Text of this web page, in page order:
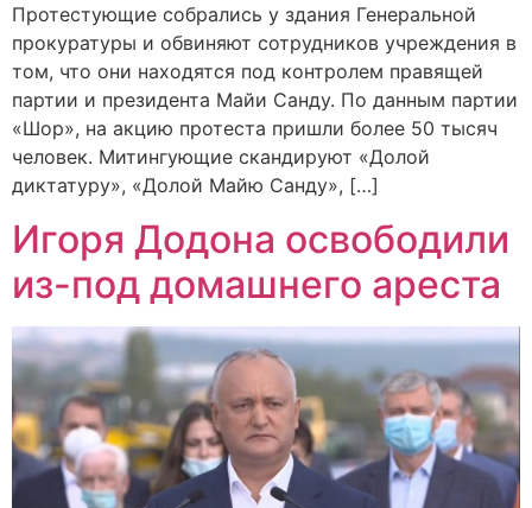
Протестующие собрались у здания Генеральной
прокуратуры и обвиняют сотрудников учреждения в
том, что они находятся под контролем правящей
партии и президента Майи Санду. По данным партии
«Шор», на акцию протеста пришли более 50 тысяч
человек. Митингующие скандируют «Долой
диктатуру», «Долой Майю Санду», […]
Игоря Додона освободили
из-под домашнего ареста